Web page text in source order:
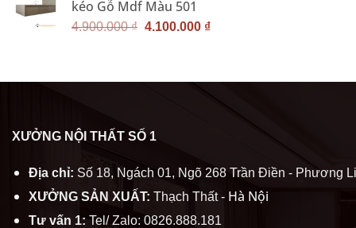
4.900.000 ₫.
4.100.000 ₫.
kéo Gỗ Mdf Màu 501
4.900.000₫ Giá
4.100.000 ₫Giá
XƯỞNG NỘI THẤT SỐ 1
Địa chỉ: Số 18, Ngách 01, Ngõ 268 Trần Điền - Phương
XƯỞNG SẢN XUẤT: Thạch Thất -Hà Nội
Tư vấn 1: Tel/ Zalo: 0826.888.181